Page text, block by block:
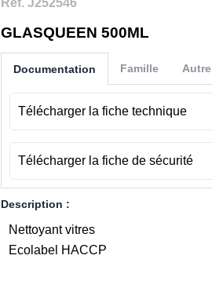
GLASQUEEN 500ML
Documentation
Télécharger la fiche technique
Télécharger la fiche de sécurité
Famille Autre
Description :
Nettoyant vitres
Ecolabel HACCP